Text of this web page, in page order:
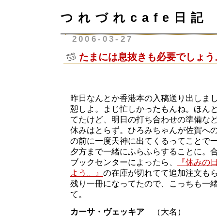
つれづれcafe日記
2006-03-27
たまには息抜きも必要でしょう
昨日なんとか香港本の入稿送り出しま
憩しよ。まじ忙しかったもんね。ほん
てたけど、明日の打ち合わせの準備な
休みはとらず。ひろみちゃんが佐賀へ
の前に一度天神に出てくるってことで
夕方まで一緒にふらふらすることに。
ブックセンターによったら、
『休みの
よう。』 の在庫が切れてて追加注文も
残り一冊になってたので、こっちも一
て。
カーサ・ヴェッキア （大名）